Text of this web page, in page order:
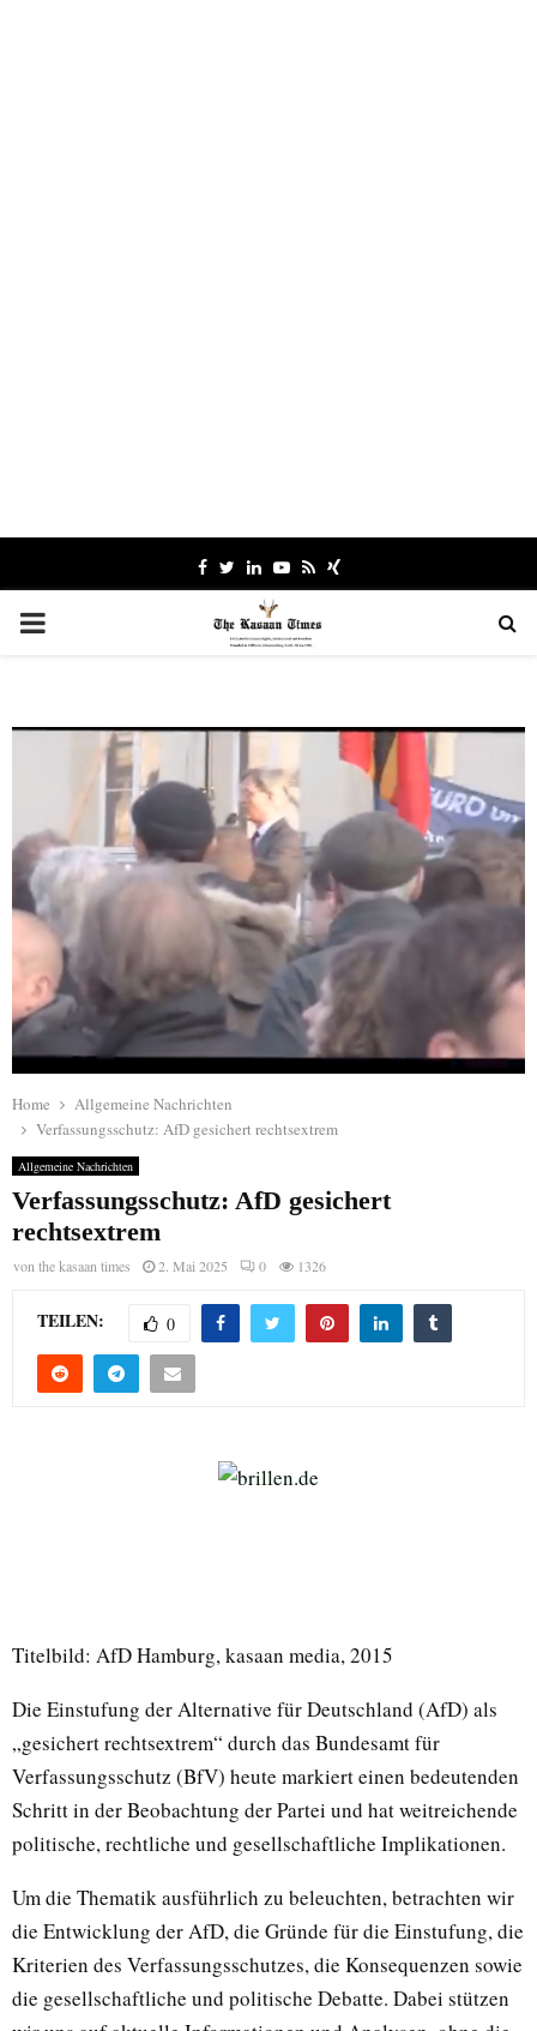
Facebook
TwitterLinkedinYoutube
RssXing
PRIMARY
Home
Allgemeine Nachrichten
Verfassungsschutz: AfD gesichert rechtsextrem
Allgemeine Nachrichten
Verfassungsschutz: AfD gesichert
rechtsextrem
von the kasaan times 2. Mai 2025 0 1326
TEILEN: 0
Titelbild: AfD Hamburg, kasaan media, 2015
Die Einstufung der Alternative für Deutschland (AfD) als
„gesichert rechtsextrem“ durch das Bundesamt für
Verfassungsschutz (BfV) heute markiert einen bedeutenden
Schritt in der Beobachtung der Partei und hat weitreichende
politische, rechtliche und gesellschaftliche Implikationen.
Um die Thematik ausführlich zu beleuchten, betrachten wir
die Entwicklung der AfD, die Gründe für die Einstufung, die
Kriterien des Verfassungsschutzes, die Konsequenzen sowie
die gesellschaftliche und politische Debatte. Dabei stützen